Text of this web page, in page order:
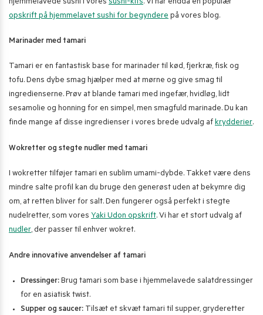
hjemmelavede sushi i vores sushi-kits. Vi har endda en populær
opskrift på hjemmelavet sushi for begyndere på vores blog.
Marinader med tamari
Tamari er en fantastisk base for marinader til kød, fjerkræ, fisk og
tofu. Dens dybe smag hjælper med at mørne og give smag til
ingredienserne. Prøv at blande tamari med ingefær, hvidløg, lidt
sesamolie og honning for en simpel, men smagfuld marinade. Du kan
finde mange af disse ingredienser i vores brede udvalg af krydderier.
Wokretter og stegte nudler med tamari
I wokretter tilføjer tamari en sublim umami-dybde. Takket være dens
mindre salte profil kan du bruge den generøst uden at bekymre dig
om, at retten bliver for salt. Den fungerer også perfekt i stegte
nudelretter, som vores Yaki Udon opskrift. Vi har et stort udvalg af
nudler, der passer til enhver wokret.
Andre innovative anvendelser af tamari
Dressinger: Brug tamari som base i hjemmelavede salatdressinger
for en asiatisk twist.
Supper og saucer: Tilsæt et skvæt tamari til supper, gryderetter